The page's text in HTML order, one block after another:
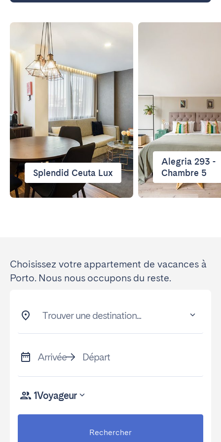
Splendid Ceuta Lux
Alegria 293 -
Chambre 5
Choisissez votre appartement de vacances à
Porto. Nous nous occupons du reste.
Trouver une destination...
Arrivée Départ
1Voyageur
Rechercher
MADÈRE
AZORES
Ponta Delgada
Aller sur la page globale